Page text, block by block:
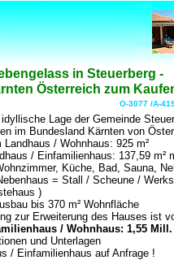
in Steuerberg -
Österreich zum
O-3077 /A-
Lage der Gemeinde
im Bundesland Kärnten von
/ Wohnhaus: 925 m²
/ Einfamilienhaus: 137,59 m²
Küche, Bad, Sauna,
= Stall / Scheune /
)
bis 370 m² Wohnfläche
zur Erweiterung des Hauses ist
/ Wohnhaus: 1,55 Mill.
und Unterlagen
/ Einfamilienhaus auf Anfrage !